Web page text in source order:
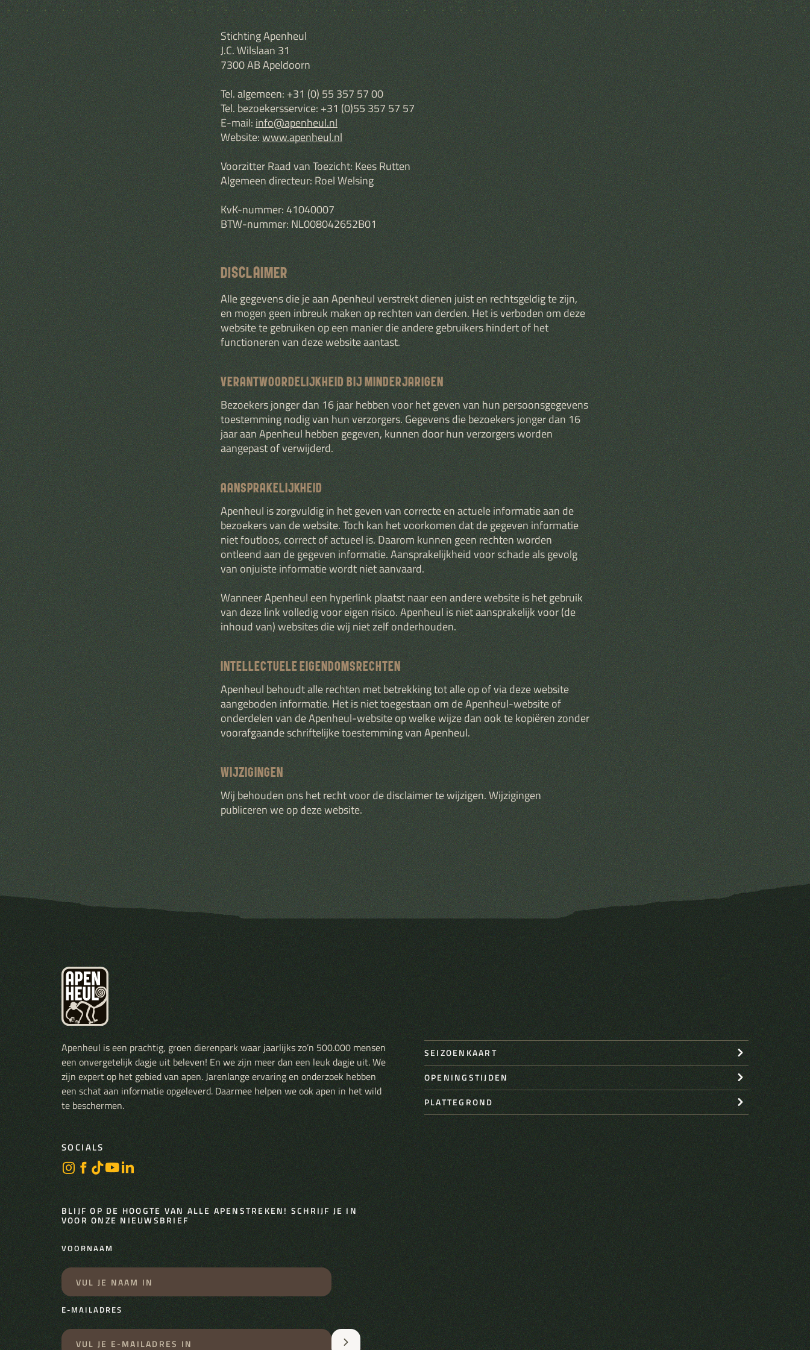
Stichting Apenheul
J.C. Wilslaan 31
7300 AB Apeldoorn
Tel. algemeen: +31 (0) 55 357 57 00
Tel. bezoekersservice:+31 (0)55 357 57 57
E-mail:info@apenheul.nl
Website:www.apenheul.nl
Voorzitter Raad van Toezicht: Kees Rutten
Algemeen directeur: Roel Welsing
KvK-nummer: 41040007
BTW-nummer: NL008042652B01
DISCLAIMER
Alle gegevens die je aan Apenheul verstrekt dienen juist en rechtsgeldig te zijn,
en mogen geen inbreuk maken op rechten van derden. Het is verboden om deze
website te gebruiken op een manier die andere gebruikers hindert of het
functioneren van deze website aantast.
VERANTWOORDELIJKHEID BIJ MINDERJARIGEN
Bezoekers jonger dan 16 jaar hebben voor het geven van hun persoonsgegevens
toestemming nodig van hun verzorgers. Gegevens die bezoekers jonger dan 16
jaar aan Apenheul hebben gegeven, kunnen door hun verzorgers worden
aangepast of verwijderd.
AANSPRAKELIJKHEID
Apenheul is zorgvuldig in het geven van correcte en actuele informatie aan de
bezoekers van de website. Toch kan het voorkomen dat de gegeven informatie
niet foutloos, correct of actueel is. Daarom kunnen geen rechten worden
ontleend aan de gegeven informatie. Aansprakelijkheid voor schade als gevolg
van onjuiste informatie wordt niet aanvaard.
Wanneer Apenheul een hyperlink plaatst naar een andere website is het gebruik
van deze link volledig voor eigen risico. Apenheul is niet aansprakelijk voor (de
inhoud van) websites die wij niet zelf onderhouden.
INTELLECTUELE EIGENDOMSRECHTEN
Apenheul behoudt alle rechten met betrekking tot alle op of via deze website
aangeboden informatie. Het is niet toegestaan om de Apenheul-website of
onderdelen van de Apenheul-website op welke wijze dan ook te kopiëren zonder
voorafgaande schriftelijke toestemming van Apenheul.
WIJZIGINGEN
Wij behouden ons het recht voor de disclaimer te wijzigen. Wijzigingen
publiceren we op deze website.
Apenheul is een prachtig, groen dierenpark waar jaarlijks zo’n 500.000 mensen
een onvergetelijk dagje uit beleven! En we zijn meer dan een leuk dagje uit. We
zijn expert op het gebied van apen. Jarenlange ervaring en onderzoek hebben
een schat aan informatie opgeleverd. Daarmee helpen we ook apen in het wild
te beschermen.
SEIZOENKAART
OPENINGSTIJDEN
PLATTEGROND
SOCIALS
BLIJF OP DE HOOGTE VAN ALLE APENSTREKEN! SCHRIJF JE IN
VOOR ONZE NIEUWSBRIEF
VOORNAAM
E-MAILADRES